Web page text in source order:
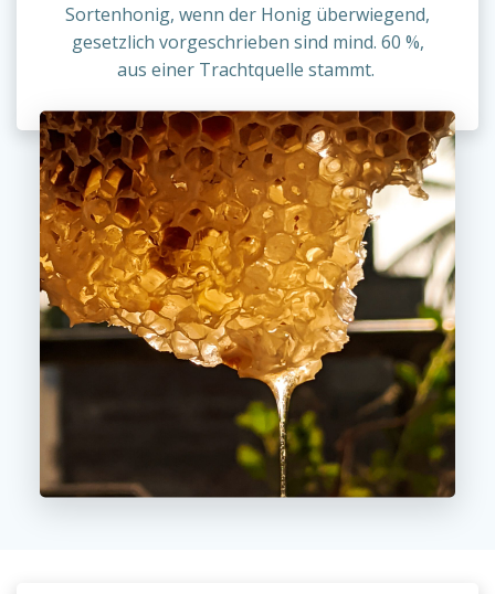
Sortenhonig, wenn der Honig überwiegend,
gesetzlich vorgeschrieben sind mind. 60 %,
aus einer Trachtquelle stammt.